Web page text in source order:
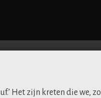
Het zijn kreten die we, zo